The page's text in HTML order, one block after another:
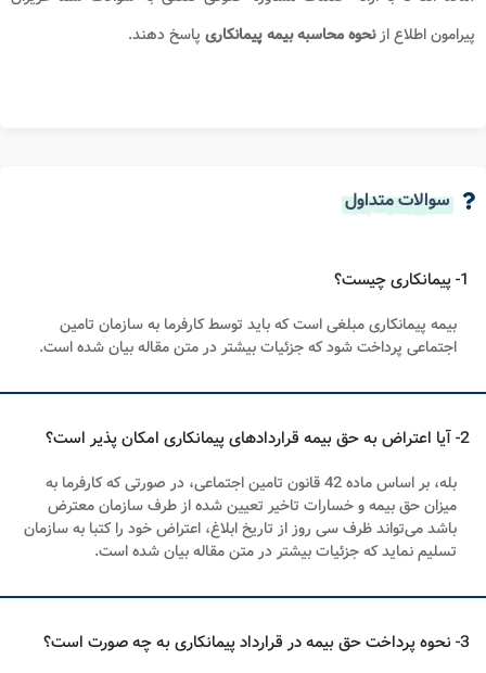
پیرامون اطلاع ازنحوه محاسبه بیمه پیمانکاری ​پاسخ دهند.
سوالات متداول
1- پیمانکاری چیست؟
بیمه پیمانکاری مبلغی است که باید توسط کارفرما به سازمان تامین
اجتماعی پرداخت شود که جزئیات بیشتر در متن مقاله بیان شده است.
2- آیا اعتراض به حق بیمه قراردادهای پیمانکاری امکان پذیر است؟
بله، بر اساس ماده 42 قانون تامین اجتماعی، در صورتی که کارفرما به
میزان حق بیمه و خسارات تاخیر تعیین شده از طرف سازمان معترض
باشد می‌تواند ظرف سی روز از تاریخ ابلاغ، ‌اعتراض خود را کتبا به سازمان
تسلیم نماید که جزئیات بیشتر در متن مقاله بیان شده است.
3- نحوه پرداخت حق بیمه در قرارداد پیمانکاری به چه صورت است؟